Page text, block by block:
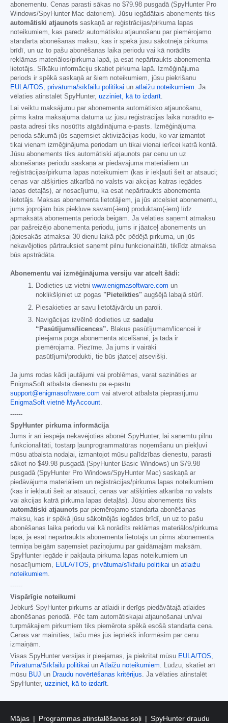
abonementu. Cenas parasti sākas no $79.98 pusgadā (SpyHunter Pro
Windows/SpyHunter Mac datoriem). Jūsu iegādātais abonements tiks
automātiski atjaunots saskaņā ar reģistrācijas/pirkuma lapas
noteikumiem, kas paredz automātisku atjaunošanu par piemērojamo
standarta abonēšanas maksu, kas ir spēkā jūsu sākotnējā pirkuma
brīdī, un uz to pašu abonēšanas laika periodu vai kā norādīts
reklāmas materiālos/pirkuma lapā, ja esat nepārtraukts abonementa
lietotājs. Sīkāku informāciju skatiet pirkuma lapā. Izmēģinājuma
periods ir spēkā saskaņā ar šiem noteikumiem, jūsu piekrišanu
EULA/TOS, privātuma/sīkfailu politikai un atlaižu noteikumiem. Ja
vēlaties atinstalēt SpyHunter, uzziniet, kā to izdarīt.
Lai veiktu maksājumu par abonementa automātisko atjaunošanu,
pirms katra maksājuma datuma uz jūsu reģistrācijas laikā norādīto e-
pasta adresi tiks nosūtīts atgādinājuma e-pasts. Izmēģinājuma
perioda sākumā jūs saņemsiet aktivizācijas kodu, ko var izmantot
tikai vienam izmēģinājuma periodam un tikai vienai ierīcei katrā kontā.
Jūsu abonements tiks automātiski atjaunots par cenu un uz
abonēšanas periodu saskaņā ar piedāvājuma materiāliem un
reģistrācijas/pirkuma lapas noteikumiem (kas ir iekļauti šeit ar atsauci;
cenas var atšķirties atkarībā no valsts vai akcijas katras iegādes
lapas detaļās), ar nosacījumu, ka esat nepārtraukts abonementa
lietotājs. Maksas abonementa lietotājiem, ja jūs atcelsiet abonementu,
jums joprojām būs piekļuve savam(-iem) produktam(-iem) līdz
apmaksātā abonementa perioda beigām. Ja vēlaties saņemt atmaksu
par pašreizējo abonementa periodu, jums ir jāatceļ abonements un
jāpiesakās atmaksai 30 dienu laikā pēc pēdējā pirkuma, un jūs
nekavējoties pārtrauksiet saņemt pilnu funkcionalitāti, tiklīdz atmaksa
būs apstrādāta.
Abonementu vai izmēģinājuma versiju var atcelt šādi:
Dodieties uz vietni www.enigmasoftware.com un
noklikšķiniet uz pogas "Pieteikties" augšējā labajā stūrī.
Piesakieties ar savu lietotājvārdu un paroli.
Navigācijas izvēlnē dodieties uz sadaļu
“Pasūtījums/licences”. Blakus pasūtījumam/licencei ir
pieejama poga abonementa atcelšanai, ja tāda ir
piemērojama. Piezīme. Ja jums ir vairāki
pasūtījumi/produkti, tie būs jāatceļ atsevišķi.
Ja jums rodas kādi jautājumi vai problēmas, varat sazināties ar
EnigmaSoft atbalsta dienestu pa e-pastu
support@enigmasoftware.com vai atverot atbalsta pieprasījumu
EnigmaSoft vietnē MyAccount.
------
SpyHunter pirkuma informācija
Jums ir arī iespēja nekavējoties abonēt SpyHunter, lai saņemtu pilnu
funkcionalitāti, tostarp ļaunprogrammatūras noņemšanu un piekļuvi
mūsu atbalsta nodaļai, izmantojot mūsu palīdzības dienestu, parasti
sākot no $49.98 pusgadā (SpyHunter Basic Windows) un $79.98
pusgadā (SpyHunter Pro Windows/SpyHunter Mac) saskaņā ar
piedāvājuma materiāliem un reģistrācijas/pirkuma lapas noteikumiem
(kas ir iekļauti šeit ar atsauci; cenas var atšķirties atkarībā no valsts
vai akcijas katrā pirkuma lapas detaļās). Jūsu abonements tiks
automātiski atjaunots par piemērojamo standarta abonēšanas
maksu, kas ir spēkā jūsu sākotnējās iegādes brīdī, un uz to pašu
abonēšanas laika periodu vai kā norādīts reklāmas materiālos/pirkuma
lapā, ja esat nepārtraukts abonementa lietotājs un pirms abonementa
termiņa beigām saņemsiet paziņojumu par gaidāmajām maksām.
SpyHunter iegāde ir pakļauta pirkuma lapas noteikumiem un
nosacījumiem, EULA/TOS, privātuma/sīkfailu politikai un atlaižu
noteikumiem.
------
Vispārīgie noteikumi
Jebkurš SpyHunter pirkums ar atlaidi ir derīgs piedāvātajā atlaides
abonēšanas periodā. Pēc tam automātiskajai atjaunošanai un/vai
turpmākajiem pirkumiem tiks piemērota spēkā esošā standarta cena.
Cenas var mainīties, taču mēs jūs iepriekš informēsim par cenu
izmaiņām.
Visas SpyHunter versijas ir pieejamas, ja piekrītat mūsu EULA/TOS,
Privātuma/Sīkfailu politikai un Atlaižu noteikumiem. Lūdzu, skatiet arī
mūsu BUJ un Draudu novērtēšanas kritērijus. Ja vēlaties atinstalēt
SpyHunter, uzziniet, kā to izdarīt.
Mājas Programmas atinstalēšanas soļi SpyHunter draudu